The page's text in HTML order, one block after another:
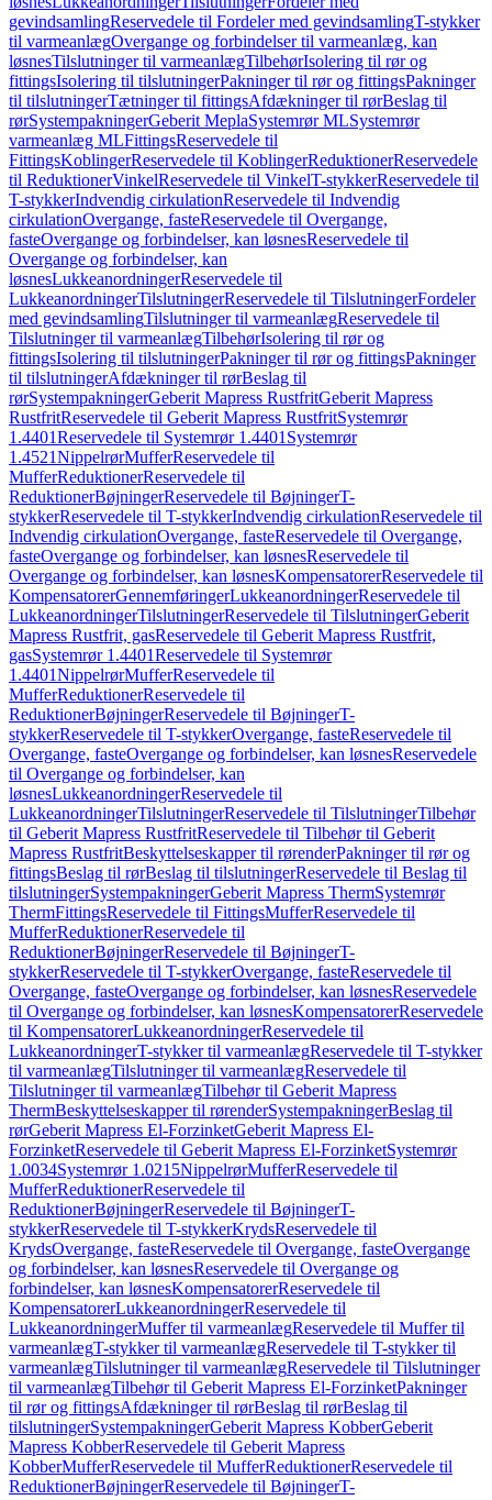
gevindsamlingReservedele til Fordeler med gevindsamlingT-stykker
til varmeanlægOvergange og forbindelser til varmeanlæg, kan
løsnesTilslutninger til varmeanlægTilbehørIsolering til rør og
fittingsIsolering til tilslutningerPakninger til rør og fittingsPakninger
til tilslutningerTætninger til fittingsAfdækninger til rørBeslag til
rørSystempakningerGeberit MeplaSystemrør MLSystemrør
varmeanlæg MLFittingsReservedele til
FittingsKoblingerReservedele til KoblingerReduktionerReservedele
til ReduktionerVinkelReservedele til VinkelT-stykkerReservedele til
T-stykkerIndvendig cirkulationReservedele til Indvendig
cirkulationOvergange, fasteReservedele til Overgange,
fasteOvergange og forbindelser, kan løsnesReservedele til
Overgange og forbindelser, kan
løsnesLukkeanordningerReservedele til
LukkeanordningerTilslutningerReservedele til TilslutningerFordeler
med gevindsamlingTilslutninger til varmeanlægReservedele til
Tilslutninger til varmeanlægTilbehørIsolering til rør og
fittingsIsolering til tilslutningerPakninger til rør og fittingsPakninger
til tilslutningerAfdækninger til rørBeslag til
rørSystempakningerGeberit Mapress RustfritGeberit Mapress
RustfritReservedele til Geberit Mapress RustfritSystemrør
1.4401Reservedele til Systemrør 1.4401 Systemrør
1.4521NippelrørMufferReservedele til
MufferReduktionerReservedele til
ReduktionerBøjningerReservedele til BøjningerT-
stykkerReservedele til T-stykkerIndvendig cirkulationReservedele til
Indvendig cirkulationOvergange, fasteReservedele til Overgange,
fasteOvergange og forbindelser, kan løsnesReservedele til
Overgange og forbindelser, kan løsnesKompensatorerReservedele til
KompensatorerGennemføringerLukkeanordningerReservedele til
LukkeanordningerTilslutningerReservedele til TilslutningerGeberit
Mapress Rustfrit, gasReservedele til Geberit Mapress Rustfrit,
gasSystemrør 1.4401Reservedele til Systemrør
1.4401NippelrørMufferReservedele til
MufferReduktionerReservedele til
ReduktionerBøjningerReservedele til BøjningerT-
stykkerReservedele til T-stykkerOvergange, fasteReservedele til
Overgange, fasteOvergange og forbindelser, kan løsnesReservedele
til Overgange og forbindelser, kan
løsnesLukkeanordningerReservedele til
LukkeanordningerTilslutningerReservedele til TilslutningerTilbehør
til Geberit Mapress RustfritReservedele til Tilbehør til Geberit
Mapress RustfritBeskyttelseskapper til rørenderPakninger til rør og
fittingsBeslag til rørBeslag til tilslutningerReservedele til Beslag til
tilslutningerSystempakningerGeberit Mapress ThermSystemrør
ThermFittingsReservedele til FittingsMufferReservedele til
MufferReduktionerReservedele til
ReduktionerBøjningerReservedele til BøjningerT-
stykkerReservedele til T-stykkerOvergange, fasteReservedele til
Overgange, fasteOvergange og forbindelser, kan løsnesReservedele
til Overgange og forbindelser, kan løsnesKompensatorerReservedele
til KompensatorerLukkeanordningerReservedele til
LukkeanordningerT-stykker til varmeanlægReservedele til T-stykker
til varmeanlægTilslutninger til varmeanlægReservedele til
Tilslutninger til varmeanlægTilbehør til Geberit Mapress
ThermBeskyttelseskapper til rørenderSystempakningerBeslag til
rørGeberit Mapress El-ForzinketGeberit Mapress El-
ForzinketReservedele til Geberit Mapress El-ForzinketSystemrør
1.0034Systemrør 1.0215NippelrørMufferReservedele til
MufferReduktionerReservedele til
ReduktionerBøjningerReservedele til BøjningerT-
stykkerReservedele til T-stykkerKrydsReservedele til
KrydsOvergange, fasteReservedele til Overgange, fasteOvergange
og forbindelser, kan løsnesReservedele til Overgange og
forbindelser, kan løsnesKompensatorerReservedele til
KompensatorerLukkeanordningerReservedele til
LukkeanordningerMuffer til varmeanlægReservedele til Muffer til
varmeanlægT-stykker til varmeanlægReservedele til T-stykker til
varmeanlægTilslutninger til varmeanlægReservedele til Tilslutninger
til varmeanlægTilbehør til Geberit Mapress El-ForzinketPakninger
til rør og fittingsAfdækninger til rørBeslag til rørBeslag til
tilslutningerSystempakningerGeberit Mapress KobberGeberit
Mapress KobberReservedele til Geberit Mapress
KobberMufferReservedele til MufferReduktionerReservedele til
ReduktionerBøjningerReservedele til BøjningerT-